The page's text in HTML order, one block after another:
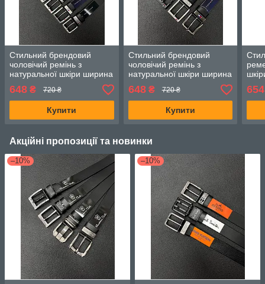
Стильний брендовий
чоловічий ремінь з
натуральної шкіри ширина
4см, Чорний
648 ₴ 720 ₴
Купити
Стильний брендовий
чоловічий ремінь з
натуральної шкіри ширина
4см, Чорний
648₴ 720 ₴
Купити
Акційні пропозиції та новинки
–10% –10%